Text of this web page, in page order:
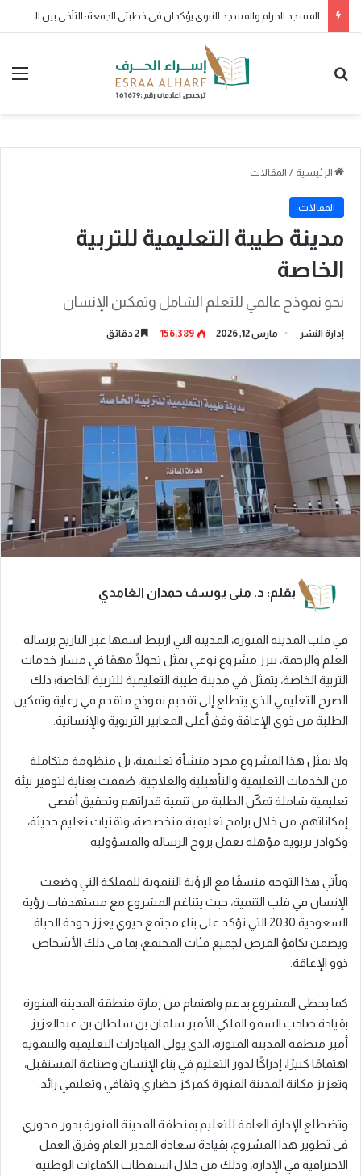
ولو بشق تمرة
الرئيسية / المقالات
المقالات
مدينة طيبة التعليمية للتربية
الخاصة
نحو نموذج عالمي للتعلم الشامل وتمكين الإنسان
إدارة النشر مارس 12, 2026 156٬389
بقلم: د. منى يوسف حمدان الغامدي
في قلب المدينة المنورة، المدينة التي ارتبط اسمها عبر التاريخ برسالة
العلم والرحمة، يبرز مشروع نوعي يمثل تحولًا مهمًا في مسار خدمات
التربية الخاصة، يتمثل في مدينة طيبة التعليمية للتربية الخاصة؛ ذلك
الصرح التعليمي الذي يتطلع إلى تقديم نموذج متقدم في رعاية وتمكين
الطلبة من ذوي الإعاقة وفق أعلى المعايير التربوية والإنسانية.
ولا يمثل هذا المشروع مجرد منشأة تعليمية، بل منظومة متكاملة
من الخدمات التعليمية والتأهيلية والعلاجية، صُممت بعناية لتوفير بيئة
تعليمية شاملة تمكّن الطلبة من تنمية قدراتهم وتحقيق أقصى
إمكاناتهم، من خلال برامج تعليمية متخصصة، وتقنيات تعليم حديثة،
وكوادر تربوية مؤهلة تعمل بروح الرسالة والمسؤولية.
ويأتي هذا التوجه متسقًا مع الرؤية التنموية للمملكة التي وضعت
الإنسان في قلب التنمية، حيث يتناغم المشروع مع مستهدفات رؤية
السعودية 2030 التي تؤكد على بناء مجتمع حيوي يعزز جودة الحياة
ويضمن تكافؤ الفرص لجميع فئات المجتمع، بما في ذلك الأشخاص
ذوو الإعاقة.
كما يحظى المشروع بدعم واهتمام من إمارة منطقة المدينة المنورة
بقيادة صاحب السمو الملكي الأمير سلمان بن سلطان بن عبدالعزيز
أمير منطقة المدينة المنورة، الذي يولي المبادرات التعليمية والتنموية
اهتمامًا كبيرًا، إدراكًا لدور التعليم في بناء الإنسان وصناعة المستقبل،
وتعزيز مكانة المدينة المنورة كمركز حضاري وثقافي وتعليمي رائد.
وتضطلع الإدارة العامة للتعليم بمنطقة المدينة المنورة بدور محوري
في تطوير هذا المشروع، بقيادة سعادة المدير العام وفرق العمل
الاحترافية في الإدارة، وذلك من خلال استقطاب الكفاءات الوطنية